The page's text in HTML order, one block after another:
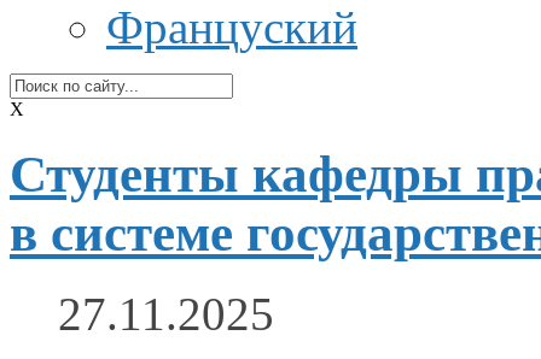
Француский
X
Студенты кафедры
в системе
27.11.2025